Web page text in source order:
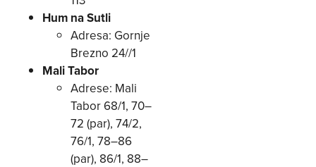
Hum na Sutli
Adresa: Gornje
Brezno 24//1
Mali Tabor
Adrese: Mali
Tabor 68/1, 70–
72 (par), 74/2,
76/1, 78–86
(par), 86/1, 88–